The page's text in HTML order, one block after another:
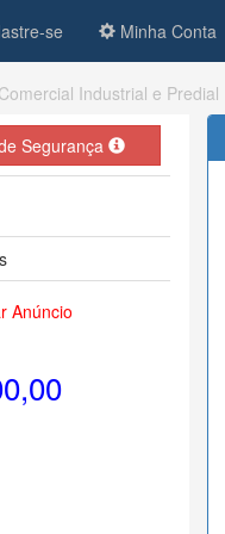
se Minha Conta
Industrial e Predial
Segurança
Anúncio